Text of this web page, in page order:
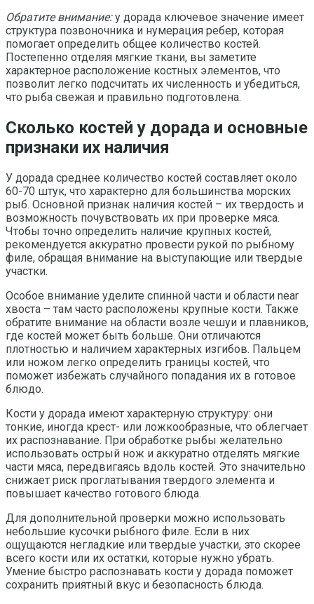
Обратите внимание:у дорада ключевое значение имеет
структура позвоночника и нумерация ребер, которая
помогает определить общее количество костей.
Постепенно отделяя мягкие ткани, вы заметите
характерное расположение костных элементов, что
позволит легко подсчитать их численность и убедиться,
что рыба свежая и правильно подготовлена.
Сколько костей у дорада и основные
признаки их наличия
У дорада среднее количество костей составляет около
60-70 штук, что характерно для большинства морских
рыб. Основной признак наличия костей – их твердость и
возможность почувствовать их при проверке мяса.
Чтобы точно определить наличие крупных костей,
рекомендуется аккуратно провести рукой по рыбному
филе, обращая внимание на выступающие или твердые
участки.
Особое внимание уделите спинной части и области near
хвоста – там часто расположены крупные кости. Также
обратите внимание на области возле чешуи и плавников,
где костей может быть больше. Они отличаются
плотностью и наличием характерных изгибов. Пальцем
или ножом легко определить границы костей, что
поможет избежать случайного попадания их в готовое
блюдо.
Кости у дорада имеют характерную структуру: они
тонкие, иногда крест- или ложкообразные, что облегчает
их распознавание. При обработке рыбы желательно
использовать острый нож и аккуратно отделять мягкие
части мяса, передвигаясь вдоль костей. Это значительно
снижает риск проглатывания твердого элемента и
повышает качество готового блюда.
Для дополнительной проверки можно использовать
небольшие кусочки рыбного филе. Если в них
ощущаются негладкие или твердые участки, это скорее
всего кости или их остатки, которые нужно убрать.
Умение быстро распознавать кости у дорада поможет
сохранить приятный вкус и безопасность блюда.